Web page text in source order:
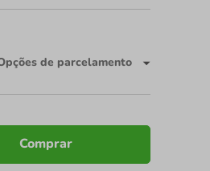
de parcelamento
Comprar